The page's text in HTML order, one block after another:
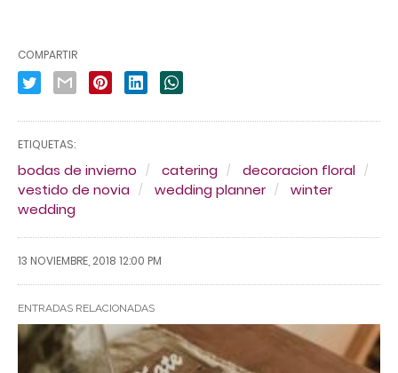
COMPARTIR
ETIQUETAS:
bodas de invierno catering
decoracion floral
vestido de novia
wedding planner
winter
wedding
13 NOVIEMBRE, 2018 12:00 PM
ENTRADAS RELACIONADAS